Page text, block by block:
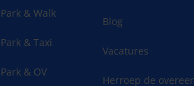
Park & Walk
Park & Taxi
Park & OV
Blog
Vacatures
Herroep de